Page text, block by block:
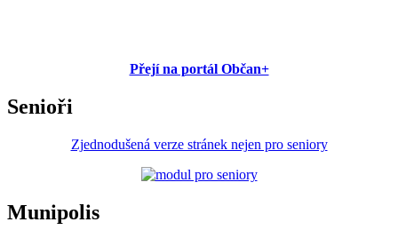
Přejí na portál Občan+
Senioři
Zjednodušená verze stránek nejen pro seniory
Munipolis